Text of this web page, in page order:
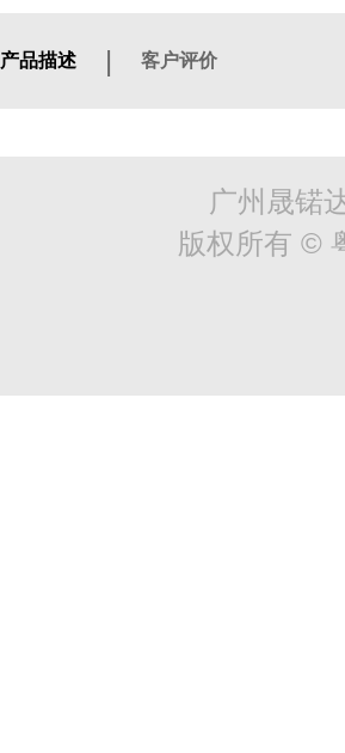
产品描述 | 客户评价
广州晟锘
版权所有 ©